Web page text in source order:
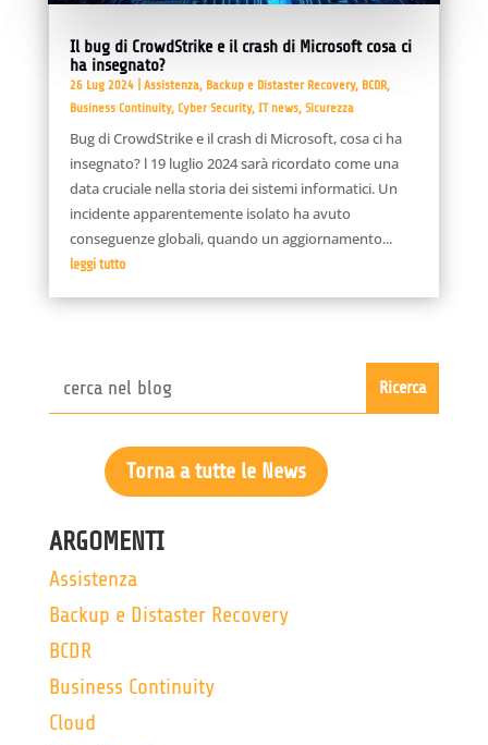
Il bug di CrowdStrike e il crash di Microsoft cosa ci
ha insegnato?
26 Lug 2024| Assistenza, Backup e Distaster Recovery, BCDR,
Business Continuity, Cyber Security, IT news, Sicurezza
Bug di CrowdStrike e il crash di Microsoft, cosa ci ha
insegnato? l 19 luglio 2024 sarà ricordato come una
data cruciale nella storia dei sistemi informatici. Un
incidente apparentemente isolato ha avuto
conseguenze globali, quando un aggiornamento...
leggi tutto
Torna a tutte le News
ARGOMENTI
Assistenza
Backup e Distaster Recovery
BCDR
Business Continuity
Cloud